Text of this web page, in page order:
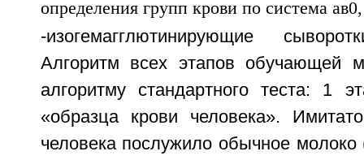
-изогемагглютинирующие
Алгоритм всех этапов обучающей
алгоритму стандартного теста: 1
«образца крови человека».
человека послужило обычное